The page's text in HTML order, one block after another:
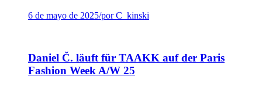
6 de mayo de 2025/por C_kinski
Daniel Č. läuft für TAAKK auf der Paris
Fashion Week A/W 25